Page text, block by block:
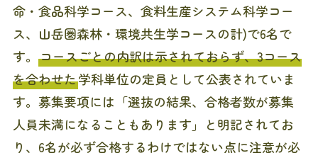
命・食品科学コース、食料生産システム科学コー
ス、山岳圏森林・環境共生学コースの計)で6名で
す。 コースごとの内訳は示されておらず、3コース
を合わせた学科単位の定員として公表されていま
す。募集要項には「選抜の結果、合格者数が募集
人員未満になることもあります」と明記されてお
り、6名が必ず合格するわけではない点に注意が必